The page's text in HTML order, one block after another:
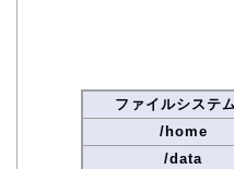
ファイルシステ
/home
/data